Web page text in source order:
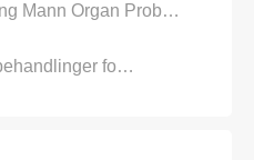
Mann Organ Prob…
fo…